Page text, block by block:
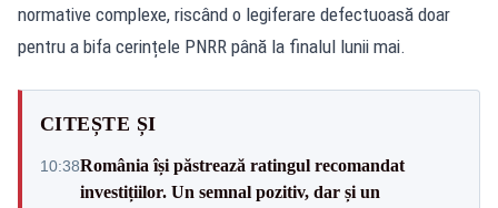
normative complexe, riscând o legiferare defectuoasă doar
pentru a bifa cerințele PNRR până la finalul lunii mai.
CITEȘTE ȘI
10:38România își păstrează ratingul recomandat
investițiilor. Un semnal pozitiv, dar și un